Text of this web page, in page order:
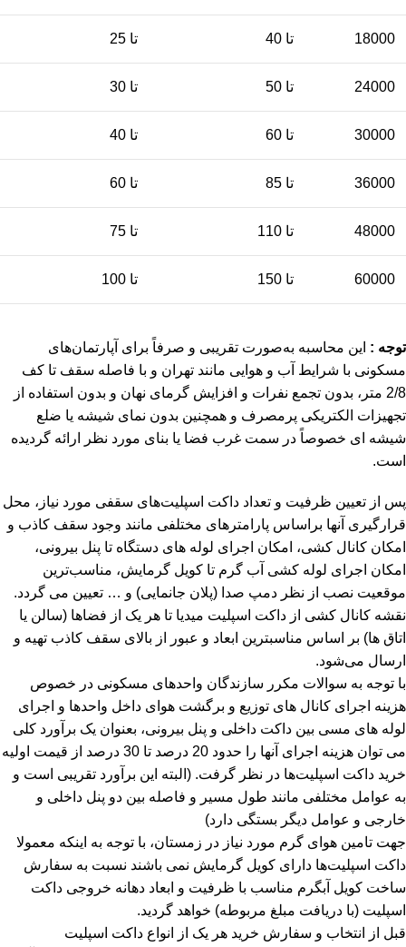
18000 تا 40 تا 25
24000 تا 50 تا 30
30000 تا 60 تا 40
36000 تا 85 تا 60
48000 تا 110 تا 75
60000 تا 150 تا 100
توجه : این محاسبه به‌صورت تقریبی و صرفاً برای آپارتمان‌های
مسکونی با شرایط آب و هوایی مانند تهران و با فاصله سقف تا کف
2/8 متر، بدون تجمع نفرات و افزایش گرمای نهان و بدون استفاده از
تجهیزات الکتریکی پرمصرف و همچنین بدون نمای شیشه یا ضلع
شیشه ای خصوصاً در سمت غرب فضا یا بنای مورد نظر ارائه گردیده
است.
پس از تعیین ظرفیت و تعداد داکت اسپلیت‌های سقفی مورد نیاز، محل
قرارگیری آنها براساس پارامترهای مختلفی مانند وجود سقف کاذب و
امکان کانال کشی، امکان اجرای لوله های دستگاه تا پنل بیرونی،
امکان اجرای لوله کشی آب گرم تا کویل گرمایش، مناسب‌ترین
موقعیت نصب از نظر دمپ صدا (پلان جانمایی) و … تعیین می گردد.
نقشه کانال کشی از داکت اسپلیت میدیا تا هر یک از فضاها (سالن یا
اتاق ها) بر اساس مناسبترین ابعاد و عبور از بالای سقف کاذب تهیه و
ارسال می‌شود.
با توجه به سوالات مکرر سازندگان واحدهای مسکونی در خصوص
هزینه اجرای کانال های توزیع و برگشت هوای داخل واحدها و اجرای
لوله های مسی بین داکت داخلی و پنل بیرونی، بعنوان یک برآورد کلی
می توان هزینه اجرای آنها را حدود 20 درصد تا 30 درصد از قیمت اولیه
خرید داکت اسپلیت‌ها در نظر گرفت. (البته این برآورد تقریبی است و
به عوامل مختلفی مانند طول مسیر و فاصله بین دو پنل داخلی و
خارجی و عوامل دیگر بستگی دارد)
جهت تامین هوای گرم مورد نیاز در زمستان، با توجه به اینکه معمولا
داکت اسپلیت‌ها دارای کویل گرمایش نمی باشند نسبت به سفارش
ساخت کویل آبگرم مناسب با ظرفیت و ابعاد دهانه خروجی داکت
اسپلیت (با دریافت مبلغ مربوطه) خواهد گردید.
قبل از انتخاب و سفارش خرید هر یک از انواع داکت اسپلیت